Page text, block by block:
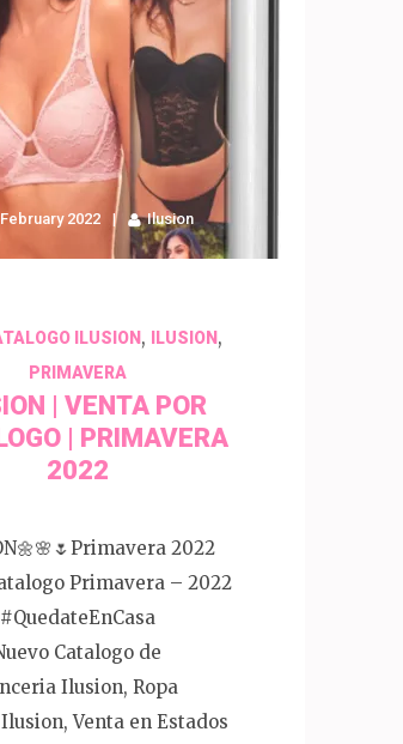
2022 Ilusion
ILUSION , ILUSION ,
PRIMAVERA
| VENTA POR
| PRIMAVERA
2022
2022
Primavera – 2022
#QuedateEnCasa
Catalogo de
Ilusion, Ropa
Venta en Estados